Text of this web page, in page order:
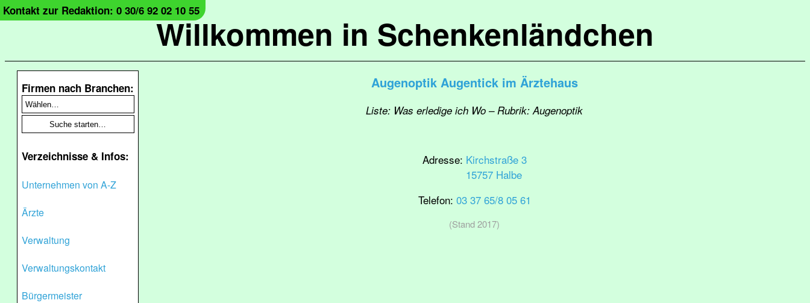
Willkommen in Schenkenländchen
Kontakt zur Redaktion: 0 30/6 92 02 10 55
Firmen nach Branchen:
Verzeichnisse & Infos:
Unternehmen von A-Z
Ärzte
Verwaltung
Verwaltungskontakt
Bürgermeister
Augenoptik Augentick im Ärztehaus
Liste: Was erledige ich Wo – Rubrik: Augenoptik
Adresse: Kirchstraße 3
15757 Halbe
Telefon: 03 37 65/8 05 61
(Stand 2017)